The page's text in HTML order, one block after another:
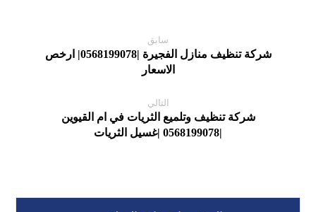
سابق
شركة تنظيف منازل الفجيرة |0568199078| ارخص
الاسعار
التالي
شركة تنظيف وتلميع الثريات في ام القيوين
|0568199078 |غسيل الثريات